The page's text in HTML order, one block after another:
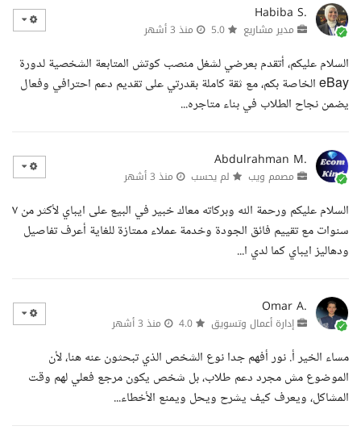
Habiba S.
مدير مشاريع منذ 3 أشهر
السلام عليكم، أتقدم بعرضي لشغل منصب كوتش المتابعة الشخصية لدورة
eBay الخاصة بكم، مع ثقة كاملة بقدرتي على تقديم دعم احترافي وفعال
يضمن نجاح الطلاب في بناء متاجره...
Abdulrahman M.
مصمم ويب لم يحسب منذ 3 أشهر
السلام عليكم ورحمة الله وبركاته معاك خبير في البيع على ايباي لأكثر من ٧
سنوات مع تقييم فائق الجودة وخدمة عملاء ممتازة للغاية أعرف تفاصيل
ودهاليز ايباي كما لدي ا...
Omar A.
إدارة أعمال وتسويق منذ 3 أشهر
مساء الخير أ. نور أفهم جدا نوع الشخص الذي تبحثون عنه هنا، لأن
الموضوع مش مجرد دعم طلاب، بل شخص يكون مرجع فعلي لهم وقت
المشاكل، ويعرف كيف يشرح ويحل ويمنع الأخطاء...